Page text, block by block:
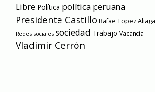
Libre Política política peruana
Presidente Castillo Rafael Lopez Aliaga
Redes sociales sociedad Trabajo Vacancia
Vladimir Cerrón